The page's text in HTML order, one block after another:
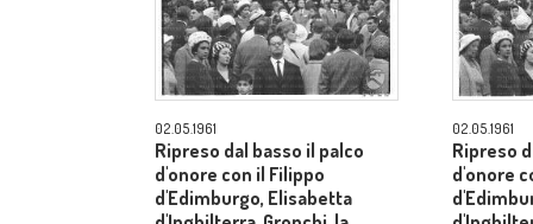
02.05.1961
Ripreso dal basso il palco
d'onore con il Filippo
d'Edimburgo, Elisabetta
02.05.1961
Ripreso
d'onore